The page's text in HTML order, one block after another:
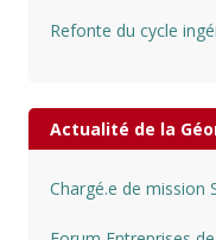
Refonte du cycle
Actualité de la
Chargé.e de mission